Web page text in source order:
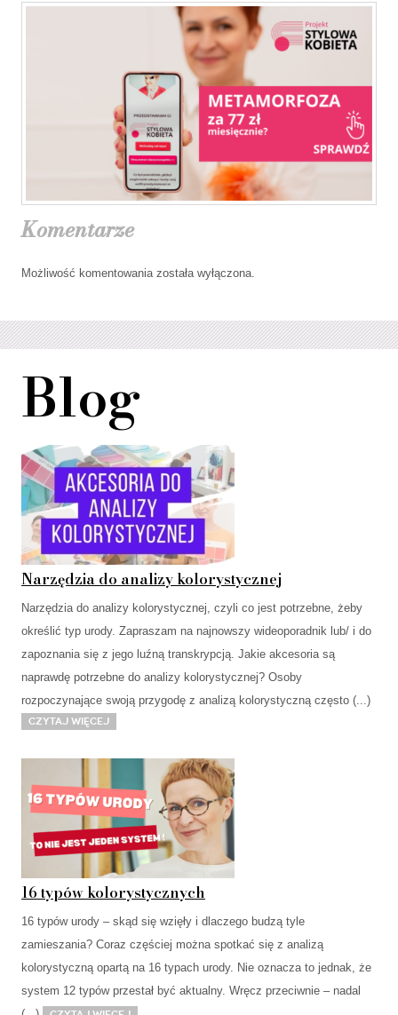
Komentarze
Możliwość komentowania została wyłączona.
Blog
Narzędzia do analizy kolorystycznej
Narzędzia do analizy kolorystycznej, czyli co jest potrzebne, żeby
określić typ urody. Zapraszam na najnowszy wideoporadnik lub/ i do
zapoznania się z jego luźną transkrypcją. Jakie akcesoria są
naprawdę potrzebne do analizy kolorystycznej? Osoby
rozpoczynające swoją przygodę z analizą kolorystyczną często (...)
Czytaj więcej
16 typów kolorystycznych
16 typów urody – skąd się wzięły i dlaczego budzą tyle
zamieszania? Coraz częściej można spotkać się z analizą
kolorystyczną opartą na 16 typach urody. Nie oznacza to jednak, że
system 12 typów przestał być aktualny. Wręcz przeciwnie – nadal